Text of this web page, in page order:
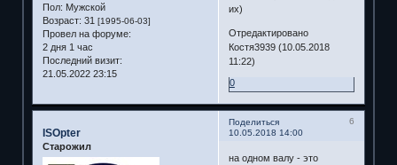
Пол: Мужской
Возраст: 31 [1995-06-03]
Провел на форуме:
2 дня 1 час
Последний визит:
21.05.2022 23:15
их)
Отредактировано
Костя3939 (10.05.2018
11:22)
0
Поделиться
6
10.05.2018 14:00
ISOpter
Старожил
на одном валу - это